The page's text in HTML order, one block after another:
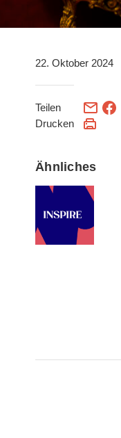
22. Oktober 2024
Teilen
Drucken
Ähnliches